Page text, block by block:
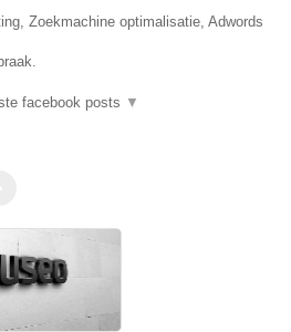
Zoekmachine optimalisatie, Adwords
facebook posts ▼